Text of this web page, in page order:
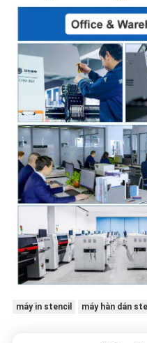
máy in stencil máy hàn dán